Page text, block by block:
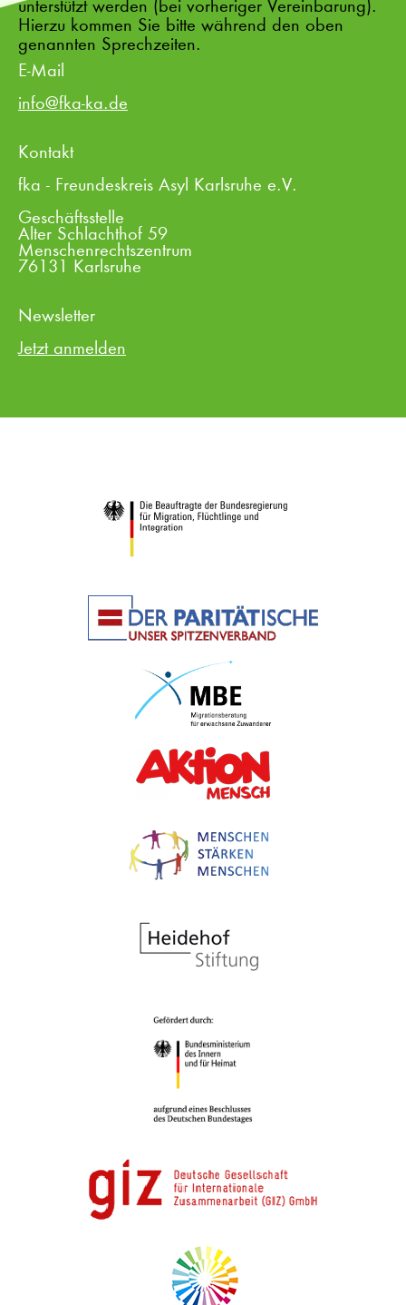
unterstützt werden (bei vorheriger Vereinbarung).
Hierzu kommen Sie bitte während den oben
genannten Sprechzeiten.
E-Mail
info@fka-ka.de
Kontakt
fka - Freundeskreis Asyl Karlsruhe e.V.
Geschäftsstelle
Alter Schlachthof 59
Menschenrechtszentrum
76131 Karlsruhe
Newsletter
Jetzt anmelden